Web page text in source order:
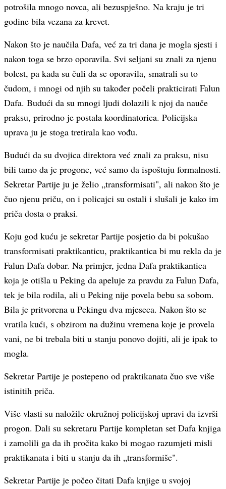
potrošila mnogo novca, ali bezuspješno. Na kraju je tri
godine bila vezana za krevet.
Nakon što je naučila Dafa, već za tri dana je mogla sjesti i
nakon toga se brzo oporavila. Svi seljani su znali za njenu
bolest, pa kada su čuli da se oporavila, smatrali su to
čudom, i mnogi od njih su također počeli prakticirati Falun
Dafa. Budući da su mnogi ljudi dolazili k njoj da nauče
praksu, prirodno je postala koordinatorica. Policijska
uprava ju je stoga tretirala kao vođu.
Budući da su dvojica direktora već znali za praksu, nisu
bili tamo da je progone, već samo da ispoštuju formalnosti.
Sekretar Partije ju je želio „transformisati", ali nakon što je
čuo njenu priču, on i policajci su ostali i slušali je kako im
priča dosta o praksi.
Koju god kuću je sekretar Partije posjetio da bi pokušao
transformisati praktikanticu, praktikantica bi mu rekla da je
Falun Dafa dobar. Na primjer, jedna Dafa praktikantica
koja je otišla u Peking da apeluje za pravdu za Falun Dafa,
tek je bila rodila, ali u Peking nije povela bebu sa sobom.
Bila je pritvorena u Pekingu dva mjeseca. Nakon što se
vratila kući, s obzirom na dužinu vremena koje je provela
vani, ne bi trebala biti u stanju ponovo dojiti, ali je ipak to
mogla.
Sekretar Partije je postepeno od praktikanata čuo sve više
istinitih priča.
Više vlasti su naložile okružnoj policijskoj upravi da izvrši
progon. Dali su sekretaru Partije kompletan set Dafa knjiga
i zamolili ga da ih pročita kako bi mogao razumjeti misli
praktikanata i biti u stanju da ih „transformiše".
Sekretar Partije je počeo čitati Dafa knjige u svojoj